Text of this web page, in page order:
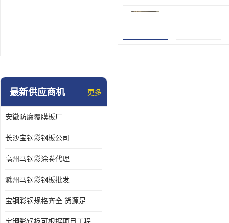
最新供应商机 更多
安徽防腐覆膜板厂
长沙宝钢彩钢板公司
亳州马钢彩涂卷代理
滁州马钢彩钢板批发
宝钢彩钢规格齐全 货源足